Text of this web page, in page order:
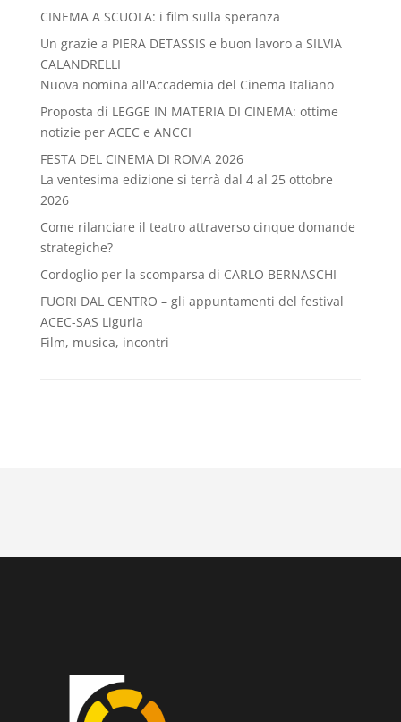
CINEMA A SCUOLA: i film sulla speranza
Un grazie a PIERA DETASSIS e buon lavoro a SILVIA
CALANDRELLI
Nuova nomina all'Accademia del Cinema Italiano
Proposta di LEGGE IN MATERIA DI CINEMA: ottime
notizie per ACEC e ANCCI
FESTA DEL CINEMA DI ROMA 2026
La ventesima edizione si terrà dal 4 al 25 ottobre
2026
Come rilanciare il teatro attraverso cinque domande
strategiche?
Cordoglio per la scomparsa di CARLO BERNASCHI
FUORI DAL CENTRO – gli appuntamenti del festival
ACEC-SAS Liguria
Film, musica, incontri